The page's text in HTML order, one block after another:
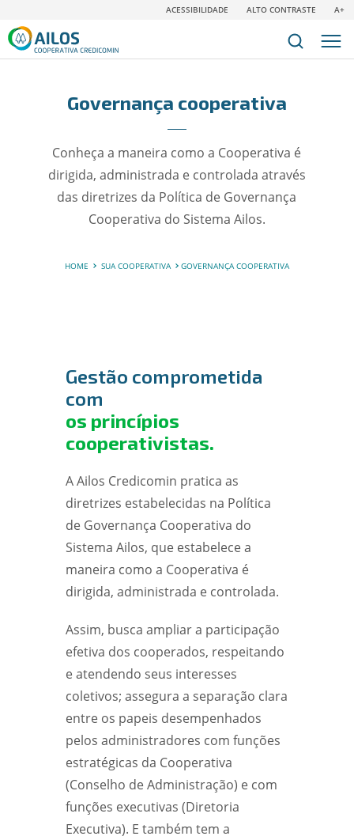
ACESSIBILIDADE ALTO CONTRASTE A+
Governança cooperativa
Conheça a maneira como a Cooperativa é
dirigida, administrada e controlada através
das diretrizes da Política de Governança
Cooperativa do Sistema Ailos.
HOME SUA COOPERATIVA GOVERNANÇA COOPERATIVA
Gestão comprometida
com
os princípios
cooperativistas.
A Ailos Credicomin pratica as
diretrizes estabelecidas na Política
de Governança Cooperativa do
Sistema Ailos, que estabelece a
maneira como a Cooperativa é
dirigida, administrada e controlada.
Assim, busca ampliar a participação
efetiva dos cooperados, respeitando
e atendendo seus interesses
coletivos; assegura a separação clara
entre os papeis desempenhados
pelos administradores com funções
estratégicas da Cooperativa
(Conselho de Administração) e com
funções executivas (Diretoria
Executiva). E também tem a